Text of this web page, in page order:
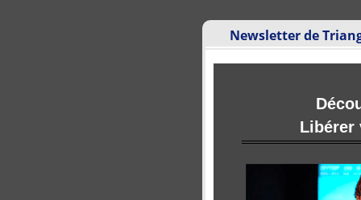
Libérer
Newsletter de